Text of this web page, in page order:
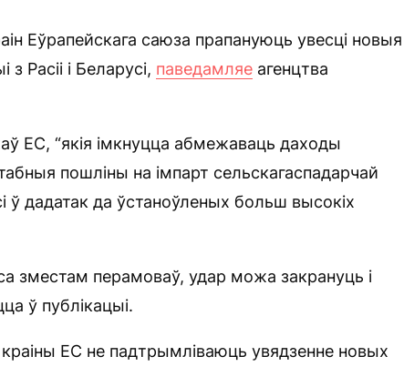
Еўрапейскага саюза прапануюць увесці новыя
Расіі і Беларусі, паведамляе агенцтва
ЕС, “якія імкнуцца абмежаваць даходы
пошліны на імпарт сельскагаспадарчай
ў дадатак да ўстаноўленых больш высокіх
зместам перамоваў, удар можа закрануць і
ў публікацыі.
ЕС не падтрымліваюць увядзенне новых